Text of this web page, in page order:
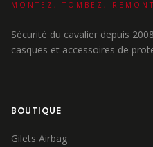
MONTEZ, TOMBEZ,
Sécurité du cavalier depuis
casques et accessoires de
BOUTIQUE
Gilets Airbag